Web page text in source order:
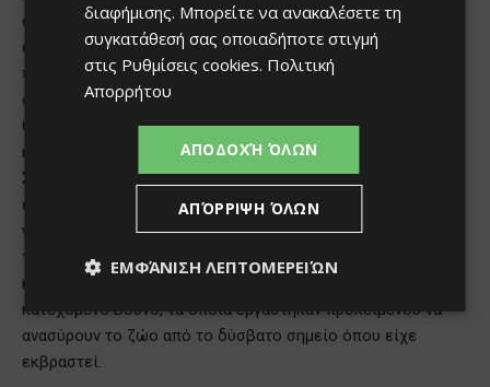
διαφήμισης. Μπορείτε να ανακαλέσετε τη
συγκατάθεσή σας οποιαδήποτε στιγμή
στις Ρυθμίσεις cookies. Πολιτική
Απορρήτου
ΑΠΟΔΟΧΉ ΌΛΩΝ
ΑΠΌΡΡΙΨΗ ΌΛΩΝ
ΕΜΦΆΝΙΣΗ ΛΕΠΤΟΜΕΡΕΙΏΝ